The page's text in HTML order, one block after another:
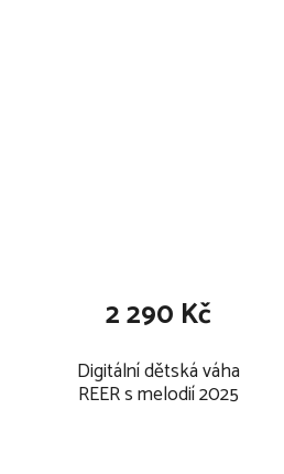
Digitální dětská váha
REER s melodií 2025
2 290 Kč